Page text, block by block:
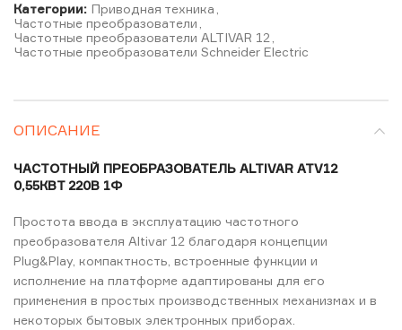
Категории: Приводная техника
Частотные преобразователи
Частотные преобразователи ALTIVAR 12
Частотные преобразователи Schneider Electric
ОПИСАНИЕ
ЧАСТОТНЫЙ ПРЕОБРАЗОВАТЕЛЬ ALTIVAR ATV12
0,55КВТ 220В 1Ф
Простота ввода в эксплуатацию частотного
преобразователя Altivar 12 благодаря концепции
Plug&Play, компактность, встроенные функции и
исполнение на платформе адаптированы для его
применения в простых производственных механизмах и в
некоторых бытовых электронных приборах.